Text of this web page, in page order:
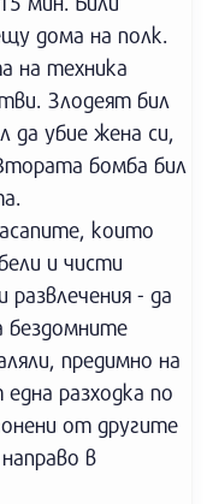
дома на полк.
на техника
Злодеят бил
да убие жена си,
бомба бил
които
и чисти
- да
бездомните
предимно на
разходка по
от другите
в